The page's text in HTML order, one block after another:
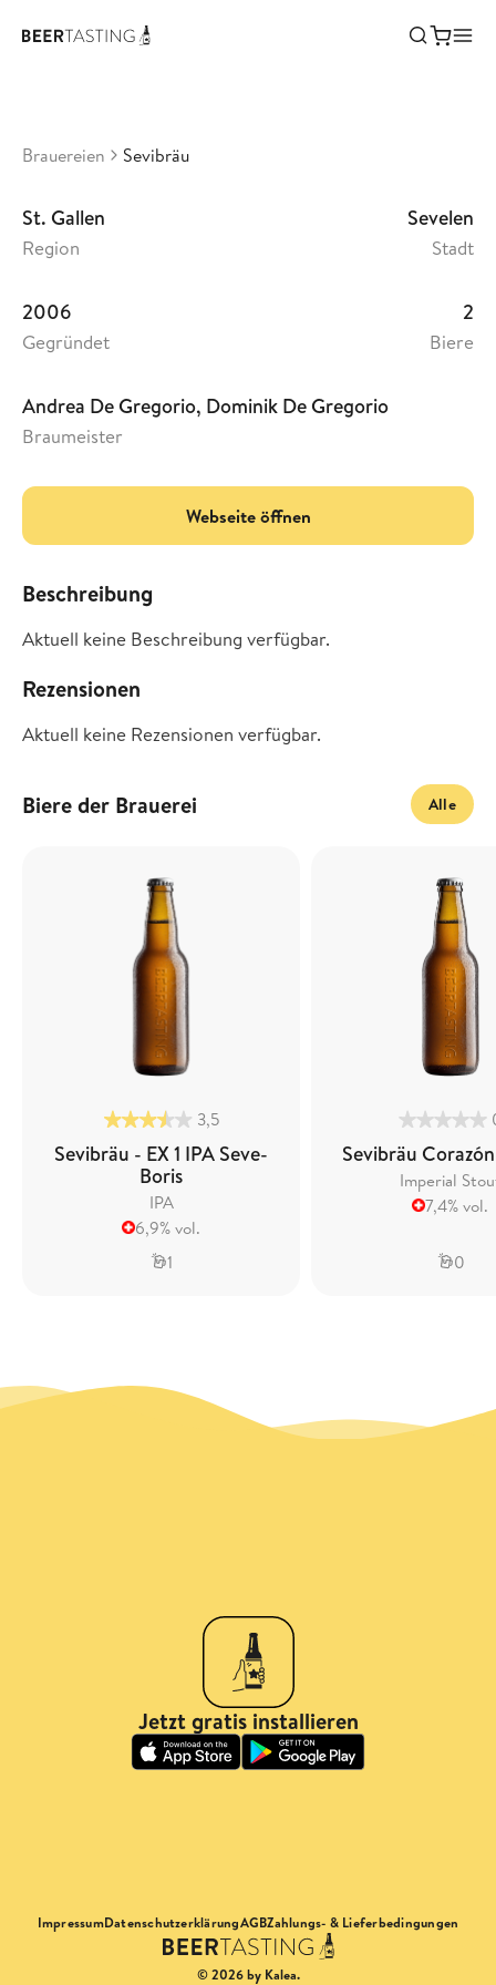
Sevibräu
Brauereien Sevibräu
St. Gallen
Region
Sevelen
Stadt
2006
Gegründet
2
Biere
Andrea De Gregorio, Dominik De Gregorio
Braumeister
Webseite öffnen
Beschreibung
Aktuell keine Beschreibung verfügbar.
Rezensionen
Aktuell keine Rezensionen verfügbar.
Biere der Brauerei Alle
3,5
Sevibräu - EX 1 IPA Seve-
Boris
IPA
6,9% vol.
1
Sevibräu
Imperial
7,4% vol.
0
Jetzt gratis installieren
ImpressumDatenschutzerklärungAGBZahlungs- & Lieferbedingungen
© 2026 by Kalea.